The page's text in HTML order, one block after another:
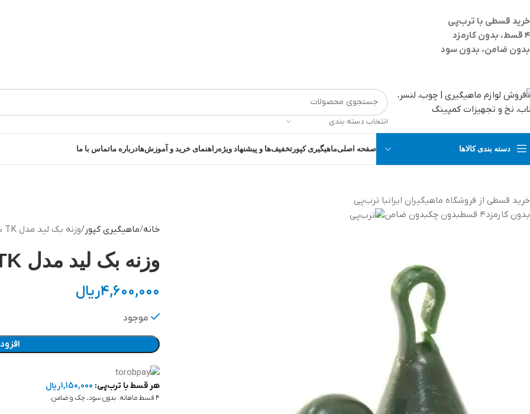
خرید قسطی با ترب‌پی
۴ قسط، بدون کارمزد
بدون ضامن، بدون سود
انتخاب دسته بندی
دسته بندی کالاها صفحه اصلیماهیگیری کپور تخفیف‌ها و پیشنهاد ویژهراهنمای خرید و آموزش‌هادرباره ماتماس با ما
خرید قسطی از فروشگاه ماهیگیران ایرانبا ترب‌پی
بدون کارمزد۴ قسط بدون چکبدون ضامن
خانه ماهیگیری کپور وزنه بک‌ لید مدل TK بسته 2 عددی
وزنه بک‌ لید مدل TK بسته 2 عددی
4,600,000ریال
موجود
هر قسط با ترب‌پی: 1,150,000ریال
۴ قسط ماهانه. بدون سود، چک و ضامن.